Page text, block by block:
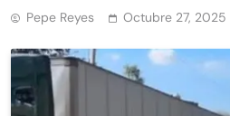
Pepe Reyes Octubre 27, 2025